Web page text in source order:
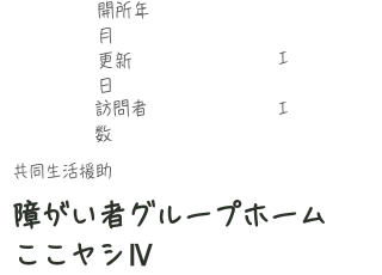
​開所年
月
更新
日
​訪問者
数
I
I
共同生活援助
障がい者グループホーム
ここヤシⅣ